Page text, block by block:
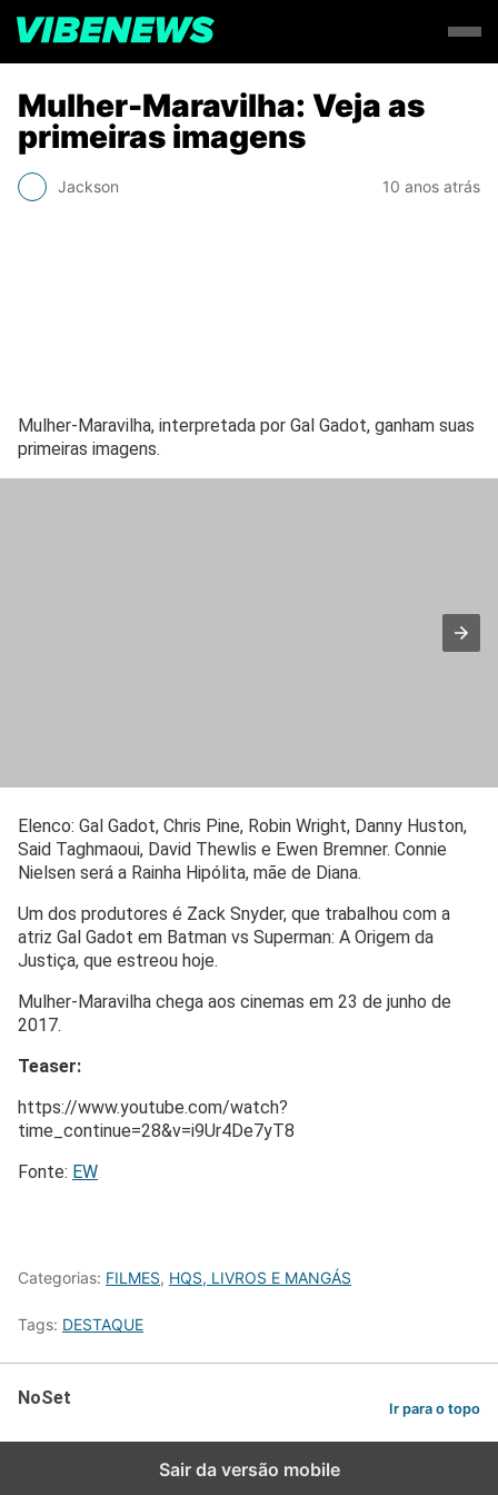
Mulher-Maravilha: Veja as
primeiras imagens
Jackson 10 anos atrás
Mulher-Maravilha, interpretada por Gal Gadot, ganham suas
primeiras imagens.
Elenco: Gal Gadot, Chris Pine, Robin Wright, Danny Huston,
Said Taghmaoui, David Thewlis e Ewen Bremner. Connie
Nielsen será a Rainha Hipólita, mãe de Diana.
Um dos produtores é Zack Snyder, que trabalhou com a
atriz Gal Gadot em Batman vs Superman: A Origem da
Justiça, que estreou hoje.
Mulher-Maravilha chega aos cinemas em 23 de junho de
2017.
Teaser:
https://www.youtube.com/watch?
time_continue=28&v=i9Ur4De7yT8
Fonte: EW
Categorias: FILMES, HQS, LIVROS E MANGÁS
Tags: DESTAQUE
NoSet
Ir para o topo
Sair da versão mobile